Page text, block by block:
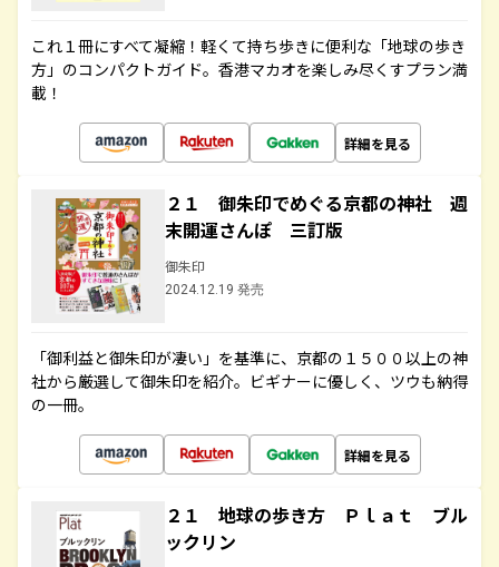
これ１冊にすべて凝縮！軽くて持ち歩きに便利な「地球の歩き
方」のコンパクトガイド。香港マカオを楽しみ尽くすプラン満
載！
詳細を見る
２１ 御朱印でめぐる京都の神社 週
末開運さんぽ 三訂版
御朱印
2024.12.19 発売
「御利益と御朱印が凄い」を基準に、京都の１５００以上の神
社から厳選して御朱印を紹介。ビギナーに優しく、ツウも納得
の一冊。
詳細を見る
２１ 地球の歩き方 Ｐｌａｔ ブル
ックリン